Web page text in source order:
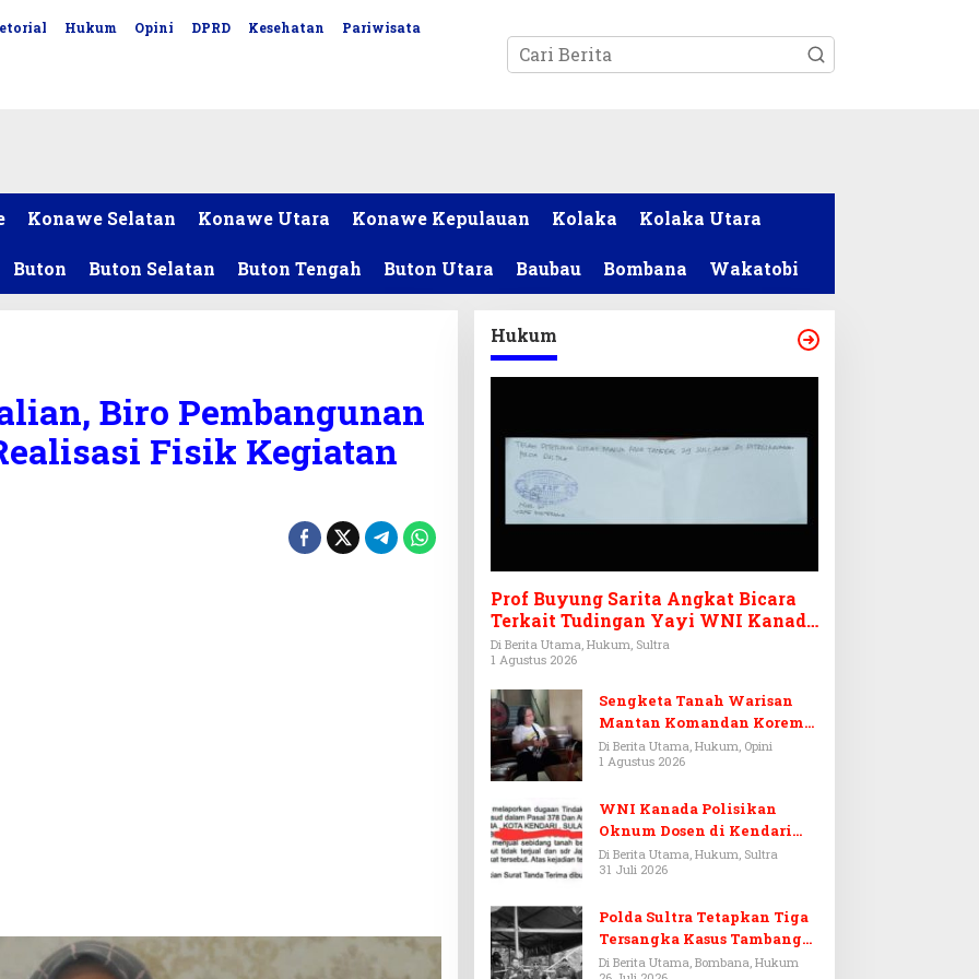
Hukum Opini DPRD Kesehatan Pariwisata
Konawe Selatan Konawe Utara Konawe Kepulauan Kolaka Kolaka Utara
Buton Buton Selatan Buton Tengah Buton Utara Baubau Bombana Wakatobi
Biro Pembangunan
Fisik Kegiatan
Hukum
Prof Buyung Sarita Angkat Bicara
Terkait Tudingan Yayi WNI Kanada
Ditagih Utang Rp3,6 Miliar
Di Berita Utama, Hukum, Sultra
1 Agustus 2026
Sengketa Tanah Warisan
Mantan Komandan Korem
143/HO, Ketika Warisan
Menjadi Arena Pemerasan
Di Berita Utama, Hukum, Opini
1 Agustus 2026
WNI Kanada Polisikan
Oknum Dosen di Kendari
Terkait Aset Puluhan Miliar
Di Berita Utama, Hukum, Sultra
31 Juli 2026
Polda Sultra Tetapkan Tiga
Tersangka Kasus Tambang
Emas Ilegal di Bombana
Di Berita Utama, Bombana, Hukum